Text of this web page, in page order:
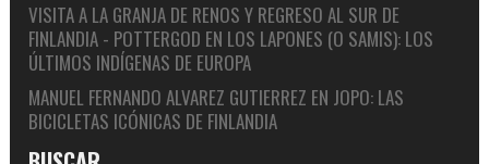
VISITA A LA GRANJA DE RENOS Y REGRESO AL SUR DE
FINLANDIA - POTTERGOD EN LOS LAPONES (O SAMIS): LOS
ÚLTIMOS INDÍGENAS DE EUROPA
MANUEL FERNANDO ALVAREZ GUTIERREZ EN JOPO: LAS
BICICLETAS ICÓNICAS DE FINLANDIA